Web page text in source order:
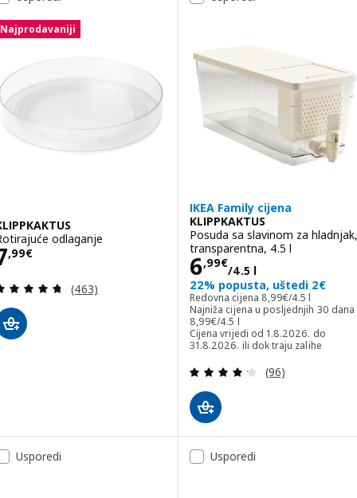
Najprodavaniji
odlaganje
,99€ 7,99€
Revizija: 4.7 od 5 zvjezdica. Ukupno recenzija:
(463)
IKEA Family cijena
KLIPPKAKTUS
Posuda sa slavinom za hladnjak,
transparentna, 4.5 l
6,99€
/4.5 l
Cijena 6,99€/
22% popusta, uštedi 2€
Redovna cijena 8,99€/4.5 l
Redovna cijena
Najniža cijena u posljednjih 30 dana
8,99€/4.5 l
Najniža cijena u posljednjih 30
Cijena vrijedi od 1.8.2026. do
31.8.2026. ili dok traju zalihe
Revizija: 4.2
(96)
Usporedi Usporedi